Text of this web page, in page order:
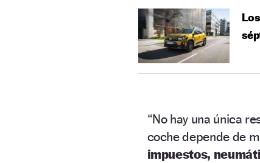
“No hay una única
coche depende de
impuestos,